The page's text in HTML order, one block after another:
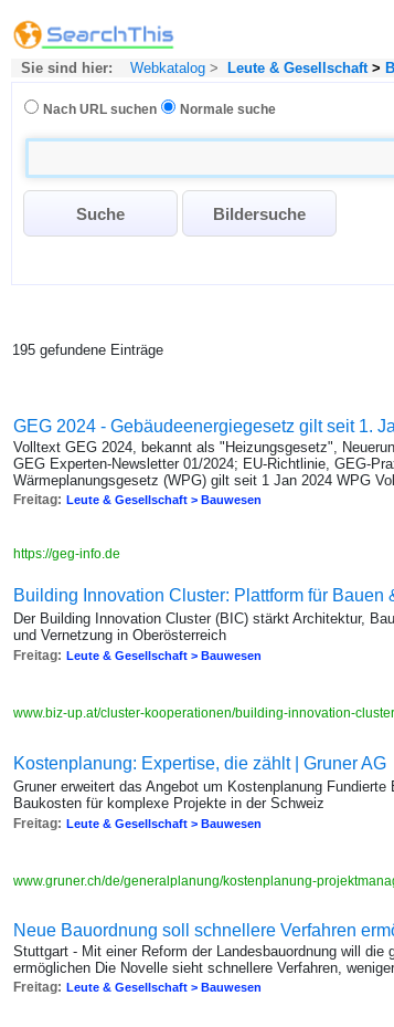
Sie sind hier: Webkatalog > Leute & Gesellschaft>
Nach URL suchen Normale suche
195 gefundene Einträge
GEG 2024 - Gebäudeenergiegesetz gilt seit 1.
Volltext GEG 2024, bekannt als "Heizungsgesetz",
GEG Experten-Newsletter 01/2024; EU-Richtlinie, GEG-
Wärmeplanungsgesetz (WPG) gilt seit 1 Jan 2024 WPG
Freitag: Leute & Gesellschaft > Bauwesen
https://geg-info.de
Building Innovation Cluster: Plattform für Bauen
Der Building Innovation Cluster (BIC) stärkt Architektur,
und Vernetzung in Oberösterreich
Freitag: Leute & Gesellschaft > Bauwesen
www.biz-up.at/cluster-kooperationen/building-innovation-cluster
Kostenplanung: Expertise, die zählt | Gruner AG
Gruner erweitert das Angebot um Kostenplanung
Baukosten für komplexe Projekte in der Schweiz
Freitag: Leute & Gesellschaft > Bauwesen
www.gruner.ch/de/generalplanung/kostenplanung-
Neue Bauordnung soll schnellere Verfahren
Stuttgart - Mit einer Reform der Landesbauordnung will die
ermöglichen Die Novelle sieht schnellere Verfahren,
Freitag: Leute & Gesellschaft > Bauwesen